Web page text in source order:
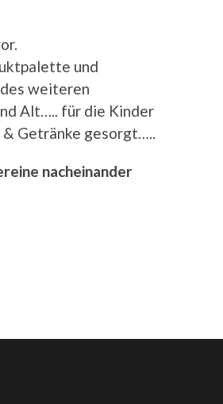
und
weiteren
Alt….. für die Kinder
Getränke gesorgt…..
nacheinander